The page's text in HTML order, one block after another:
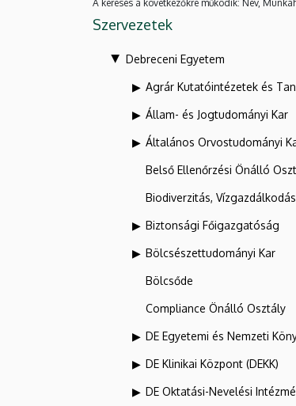
A keresés a következőkre működik: Név,
Szervezetek
Debreceni Egyetem
Agrár Kutatóintézetek és
Állam- és Jogtudományi Kar
Általános Orvostudományi
Belső Ellenőrzési Önálló
Biodiverzitás,
Biztonsági Főigazgatóság
Bölcsészettudományi Kar
Bölcsőde
Compliance Önálló Osztály
DE Egyetemi és Nemzeti
DE Klinikai Központ (DEKK)
DE Oktatási-Nevelési